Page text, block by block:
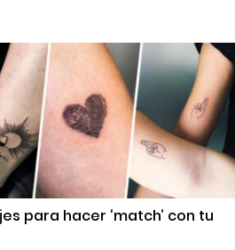
para hacer ‘match’ con tu